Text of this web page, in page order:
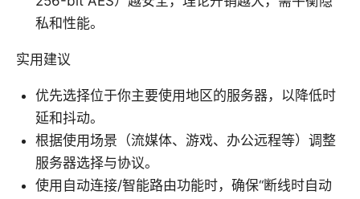
私和性能。
实用建议
优先选择位于你主要使用地区的服务器，以降低时
延和抖动。
根据使用场景（流媒体、游戏、办公远程等）调整
服务器选择与协议。
使用自动连接/智能路由功能时，确保“断线时自动